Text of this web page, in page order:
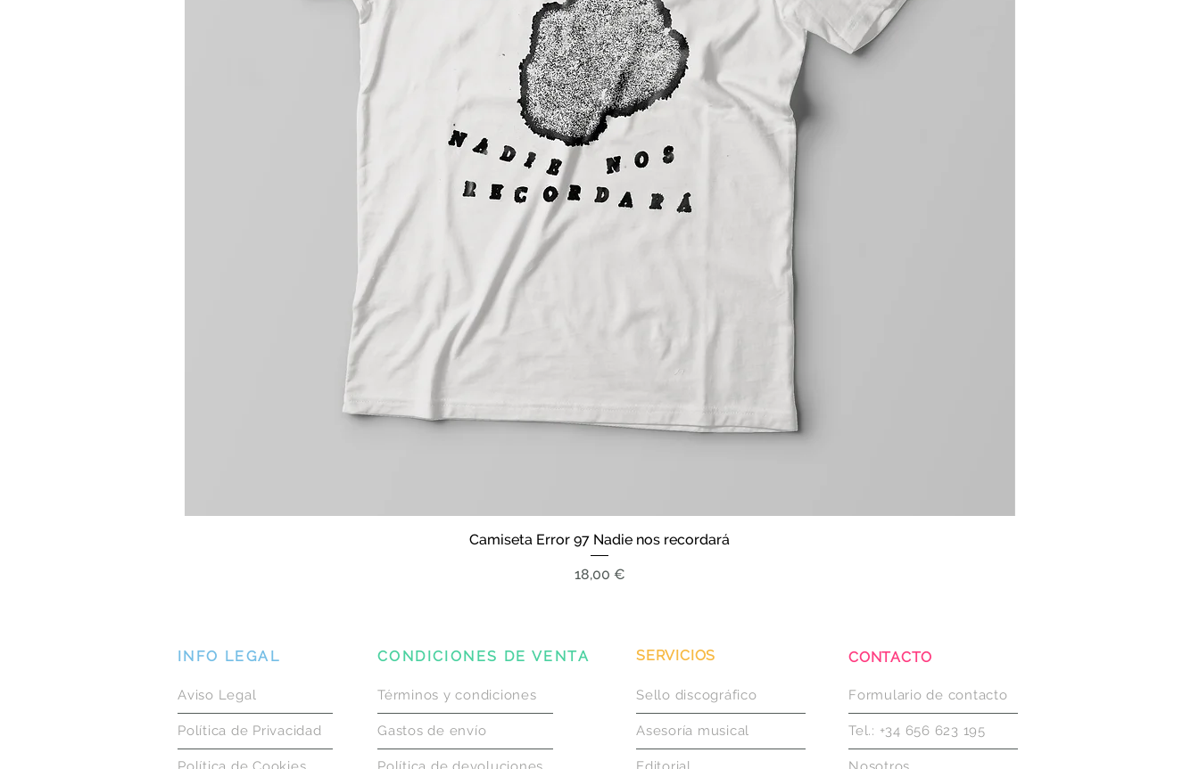
Vista rápida
Camiseta Error 97 Nadie nos recordará
Precio
18,00 €
INFO LEGAL
Aviso Legal
Política de Privacidad
CONDICIONES DE VENTA
Términos y condiciones
Gastos de envío
SERVICIOS
Sello discográfico
Asesoría musical
CONTACTO
Formulario de contacto
Tel.: +34 656 623 195